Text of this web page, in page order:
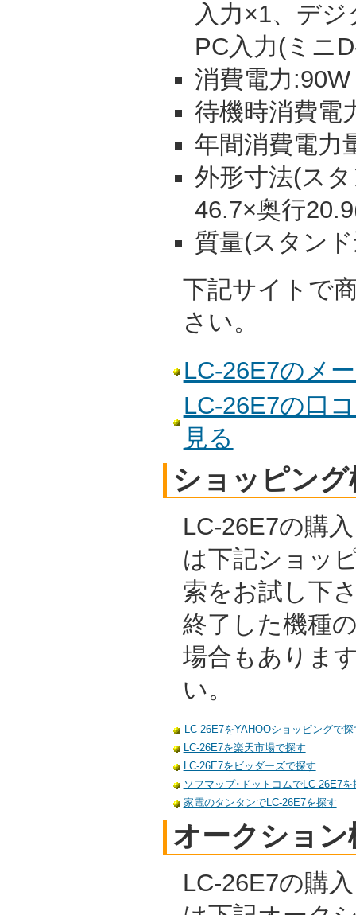
入力×1、デ
PC入力(ミニ
消費電力:90W
待機時消費電
年間消費電力
外形寸法(ス
46.7×奥行
質量(スタン
下記サイトで
さい。
LC-26E7のメ
LC-26E7の口
見る
ショッピング
LC-26E7の購
は下記ショッ
索をお試し下
終了した機種
場合もありま
い。
LC-26E7をYAHOOショッピングで探
LC-26E7を楽天市場で探す
LC-26E7をビッダーズで探す
ソフマップ･ドットコムでLC-26E7を
家電のタンタンでLC-26E7を探す
オークション
LC-26E7の購